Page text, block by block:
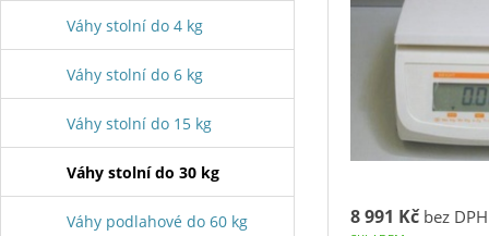
8 991 Kč bez DPH
Váhy stolní do 4 kg
Váhy stolní do 6 kg
Váhy stolní do 15 kg
Váhy stolní do 30 kg
Váhy podlahové do 60 kg